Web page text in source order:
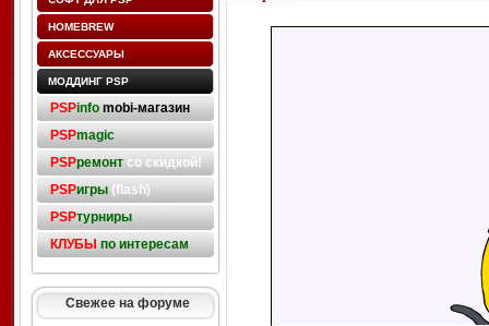
HOMEBREW
АКСЕССУАРЫ
МОДДИНГ PSP
PSPinfo mobi-магазин
PSPmagic
PSPремонтсо скидкой!
PSPигры(flash)
PSPтурниры
КЛУБЫ по интересам
Свежее на форуме